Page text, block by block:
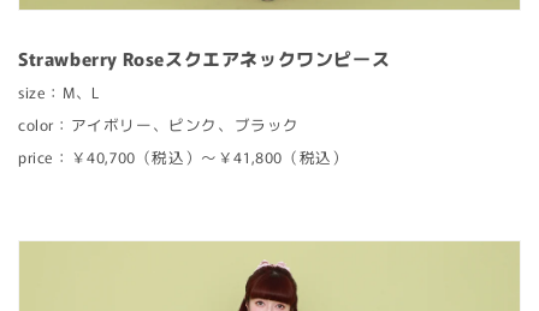
Strawberry Roseスクエアネックワンピース
size：M、L
color：アイボリー、ピンク、ブラック
price：￥40,700（税込）〜￥41,800（税込）